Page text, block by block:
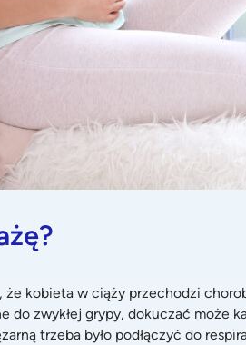
kobieta w ciąży przechodzi
do zwykłej grypy, dokuczać może
trzeba było podłączyć do